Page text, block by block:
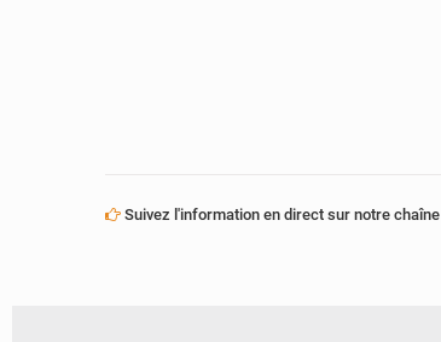
Suivez l'information en direct sur notre chaîne